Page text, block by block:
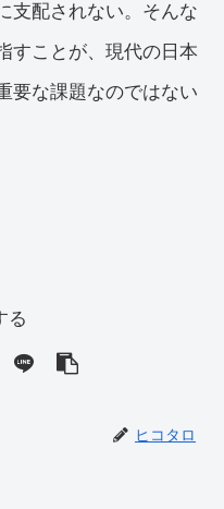
支配されない。そんな
すことが、現代の日本
要な課題なのではない
る
ヒコタロ